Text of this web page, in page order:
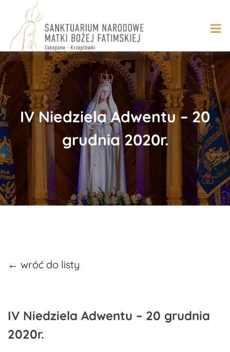
content
IV Niedziela Adwentu – 20
grudnia 2020r.
← wróć do listy
IV Niedziela Adwentu – 20 grudnia
2020r.